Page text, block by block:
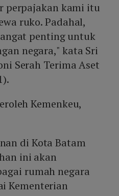
perpajakan kami itu
ruko. Padahal,
penting untuk
negara," kata Sri
Serah Terima Aset
Kemenkeu,
di Kota Batam
ini akan
rumah negara
Kementerian